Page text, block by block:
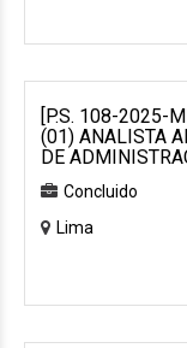
[P.S. 108-2025-
(01) ANALISTA
DE
Concluido
Lima